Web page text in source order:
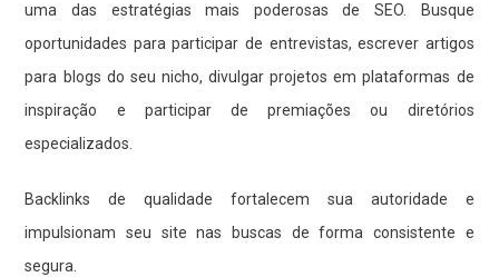
uma das estratégias mais poderosas de SEO. Busque
oportunidades para participar de entrevistas, escrever artigos
para blogs do seu nicho, divulgar projetos em plataformas de
inspiração e participar de premiações ou diretórios
especializados.
Backlinks de qualidade fortalecem sua autoridade e
impulsionam seu site nas buscas de forma consistente e
segura.